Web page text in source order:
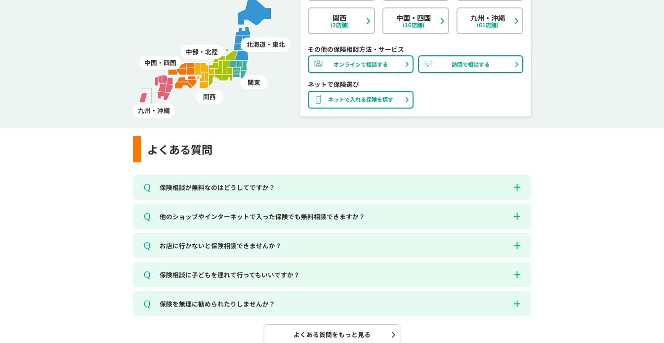
その他の保険相談方法・サービス
オンラインで相談する 訪問で相談する
ネットで保険選び
ネットで入れる保険を探す
北海道・東北
関東
中部・北陸
関西
中国・四国
九州・沖縄
関西
(2店舗)
中国・四国
(16店舗)
九州・沖縄
(61店舗)
よくある質問
保険相談が無料なのはどうしてですか？
他のショップやインターネットで入った保険でも無料相談できますか？
お店に行かないと保険相談できませんか？
保険相談に子どもを連れて行ってもいいですか？
保険を無理に勧められたりしませんか？
よくある質問をもっと見る